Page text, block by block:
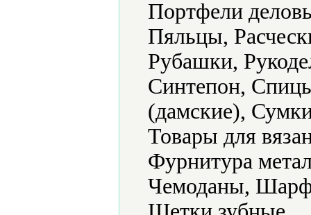
Портфели
Пяльцы,
Рубашки,
Синтепон,
(дамские),
Товары для
Фурнитура
Чемоданы,